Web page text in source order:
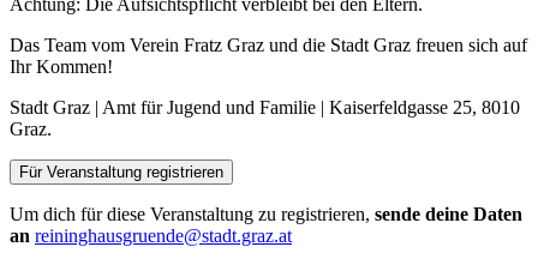
Achtung: Die Aufsichtspflicht verbleibt bei den Eltern.
Das Team vom Verein Fratz Graz und die Stadt Graz freuen sich auf
Ihr Kommen!
Stadt Graz | Amt für Jugend und Familie | Kaiserfeldgasse 25, 8010
Graz.
Für Veranstaltung registrieren
Um dich für diese Veranstaltung zu registrieren, sende deine Daten
an reininghausgruende@stadt.graz.at